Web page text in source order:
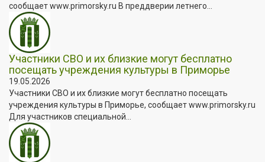
сообщает www.primorsky.ru В преддверии летнего...
Участники СВО и их близкие могут бесплатно
посещать учреждения культуры в Приморье
19.05.2026
Участники СВО и их близкие могут бесплатно посещать
учреждения культуры в Приморье, сообщает www.primorsky.ru
Для участников специальной...